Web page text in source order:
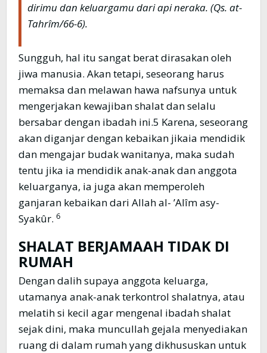
dirimu dan keluargamu dari api neraka. (Qs. at-
Tahrîm/66-6).
Sungguh, hal itu sangat berat dirasakan oleh
jiwa manusia. Akan tetapi, seseorang harus
memaksa dan melawan hawa nafsunya untuk
mengerjakan kewajiban shalat dan selalu
bersabar dengan ibadah ini.5 Karena, seseorang
akan diganjar dengan kebaikan jikaia mendidik
dan mengajar budak wanitanya, maka sudah
tentu jika ia mendidik anak-anak dan anggota
keluarganya, ia juga akan memperoleh
ganjaran kebaikan dari Allah al- ’Alîm asy-
Syakûr. 6
SHALAT BERJAMAAH TIDAK DI
RUMAH
Dengan dalih supaya anggota keluarga,
utamanya anak-anak terkontrol shalatnya, atau
melatih si kecil agar mengenal ibadah shalat
sejak dini, maka muncullah gejala menyediakan
ruang di dalam rumah yang dikhususkan untuk